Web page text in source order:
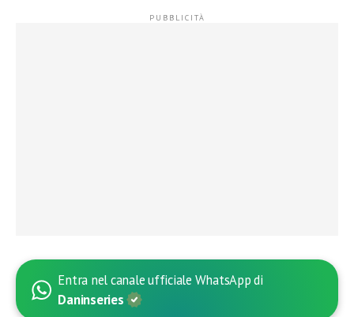
Entra nel canale ufficiale WhatsApp di
Daninseries